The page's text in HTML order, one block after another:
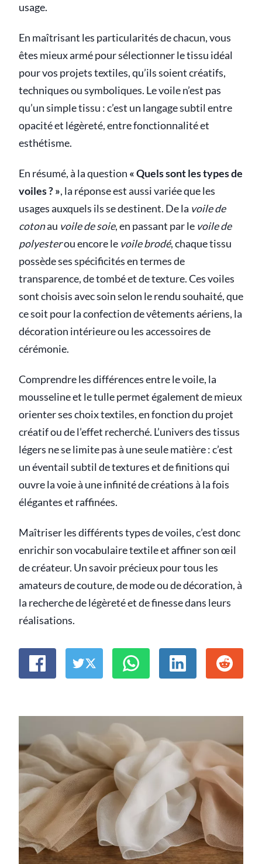
usage.
En maîtrisant les particularités de chacun, vous
êtes mieux armé pour sélectionner le tissu idéal
pour vos projets textiles, qu’ils soient créatifs,
techniques ou symboliques. Le voile n’est pas
qu’un simple tissu : c’est un langage subtil entre
opacité et légèreté, entre fonctionnalité et
esthétisme.
En résumé, à la question « Quels sont les types de
voiles ? », la réponse est aussi variée que les
usages auxquels ils se destinent. De la voile de
cotonau voile de soie, en passant par le voile de
polyesterou encore le voile brodé, chaque tissu
possède ses spécificités en termes de
transparence, de tombé et de texture. Ces voiles
sont choisis avec soin selon le rendu souhaité, que
ce soit pour la confection de vêtements aériens, la
décoration intérieure ou les accessoires de
cérémonie.
Comprendre les différences entre le voile, la
mousseline et le tulle permet également de mieux
orienter ses choix textiles, en fonction du projet
créatif ou de l’effet recherché. L’univers des tissus
légers ne se limite pas à une seule matière : c’est
un éventail subtil de textures et de finitions qui
ouvre la voie à une infinité de créations à la fois
élégantes et raffinées.
Maîtriser les différents types de voiles, c’est donc
enrichir son vocabulaire textile et affiner son œil
de créateur. Un savoir précieux pour tous les
amateurs de couture, de mode ou de décoration, à
la recherche de légèreté et de finesse dans leurs
réalisations.